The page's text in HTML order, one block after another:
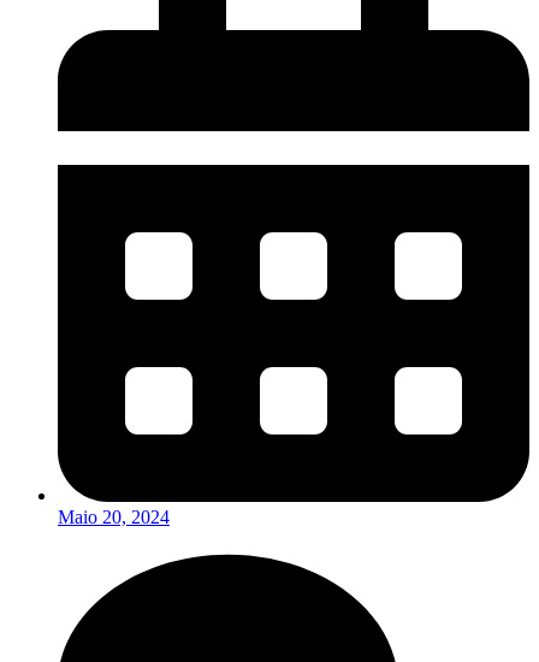
Maio 20, 2024